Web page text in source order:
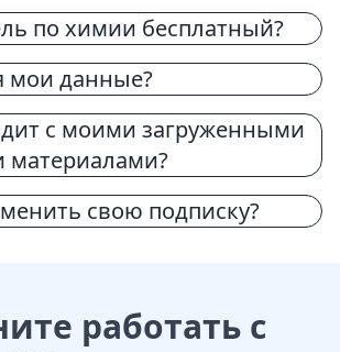
по химии бесплатный?
мои данные?
с моими загруженными
материалами?
свою подписку?
работать с